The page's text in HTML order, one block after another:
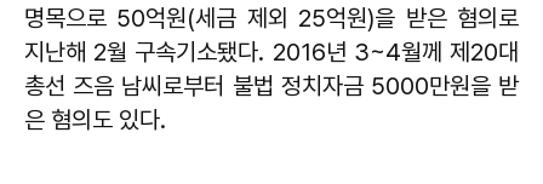
명목으로 50억원(세금 제외 25억원)을 받은 혐의로
지난해 2월 구속기소됐다. 2016년 3~4월께 제20대
총선 즈음 남씨로부터 불법 정치자금 5000만원을 받
은 혐의도 있다.